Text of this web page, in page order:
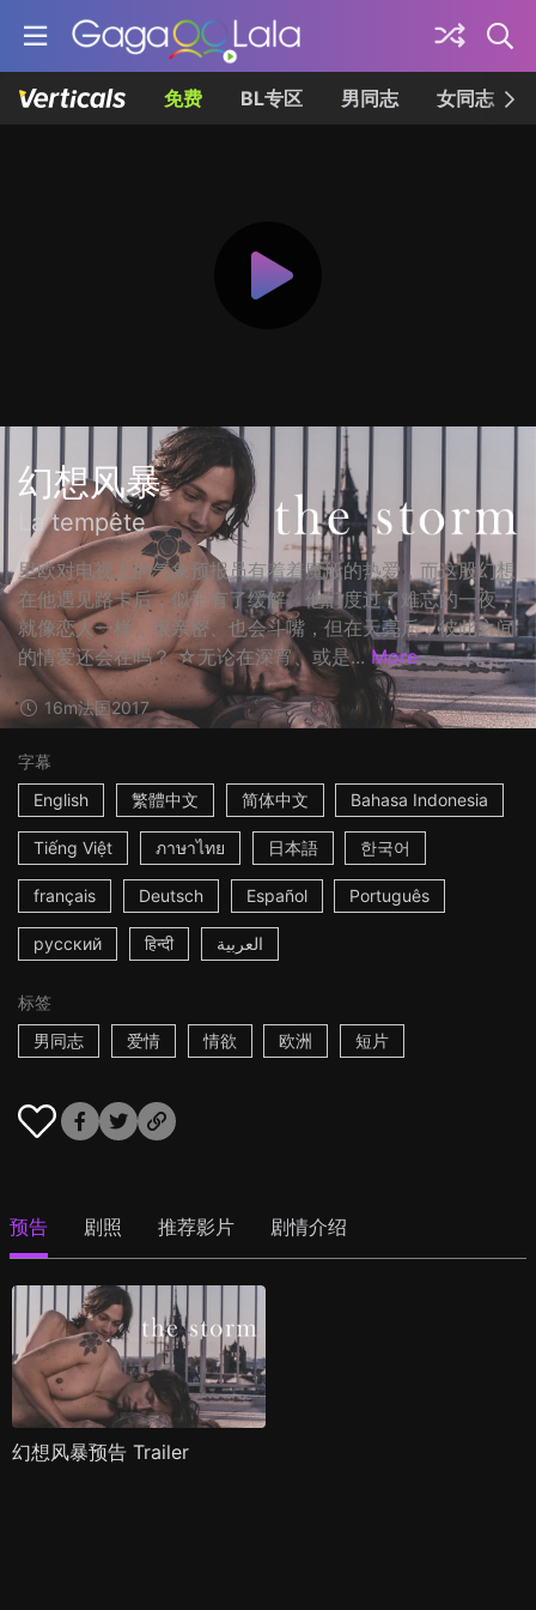
免费 BL专区 男同志 女同志
幻想风暴
La tempête
里欧对电视上的气象预报员有着着魔般的热爱，而这股幻想
在他遇见路卡后，似乎有了缓解。他们度过了难忘的一夜，
就像恋人一样，很亲密、也会斗嘴，但在天亮后，彼此之间
的情爱还会在吗？ ☆无论在深宵、或是... More
16m法国2017
字幕
English
繁體中文 简体中文 Bahasa Indonesia
Tiếng Việt ภาษาไทย 日本語 한국어
français Deutsch Español Português
русский हिन्दी العربية
标签
男同志
爱情 情欲 欧洲 短片
预告 剧照 推荐影片 剧情介绍
幻想风暴预告 Trailer